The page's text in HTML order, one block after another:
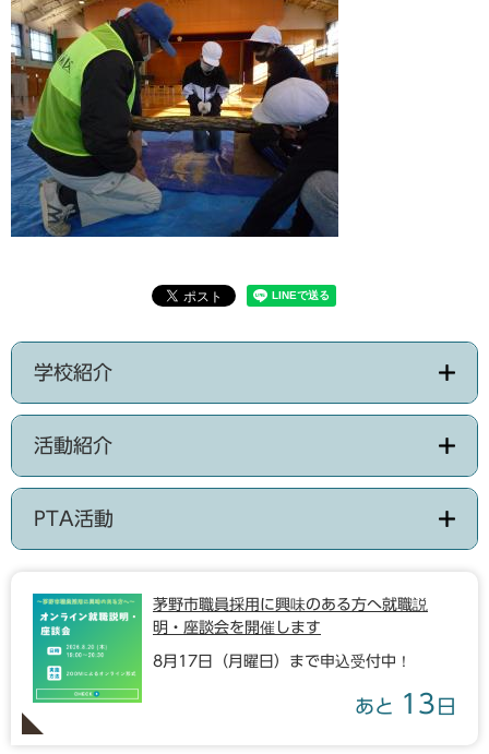
学校紹介
活動紹介
PTA活動
茅野市職員採用に興味のある方へ就職説
明・座談会を開催します
8月17日（月曜日）まで申込受付中！
あと 13 日